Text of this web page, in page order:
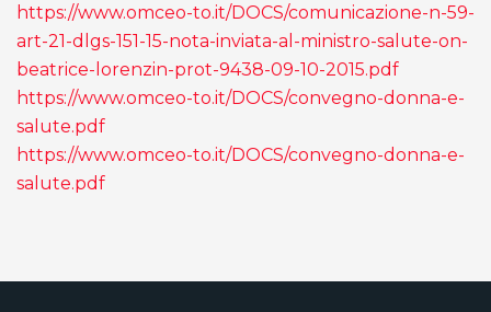
https://www.omceo-to.it/DOCS/comunicazione-n-59-
art-21-dlgs-151-15-nota-inviata-al-ministro-salute-on-
beatrice-lorenzin-prot-9438-09-10-2015.pdf
https://www.omceo-to.it/DOCS/convegno-donna-e-
salute.pdf
https://www.omceo-to.it/DOCS/convegno-donna-e-
salute.pdf